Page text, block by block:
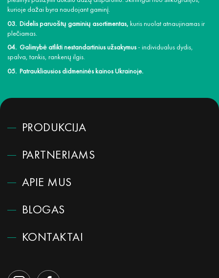
kurioje dažai byra naudojant gaminį.
Didelis paruoštų gaminių asortimentas, kuris nuolat atnaujinamas ir
plečiamas.
Galimybė atlikti nestandartinius užsakymus- individualus dydis,
spalva, tankis, rankenų ilgis.
Patraukliausios didmeninės kainos Ukrainoje.
PRODUKCIJA
PARTNERIAMS
APIE MUS
BLOGAS
KONTAKTAI